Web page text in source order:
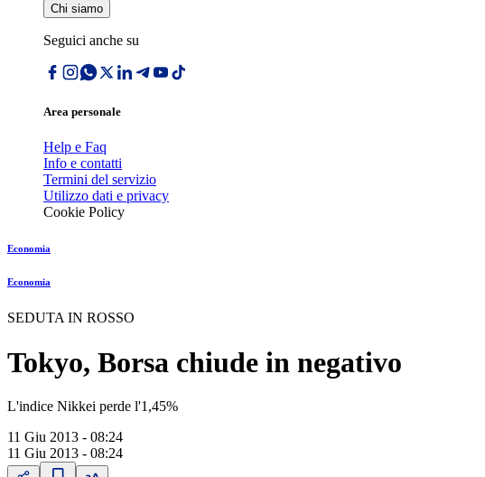
Chi siamo
Seguici anche su
Area personale
Help e Faq
Info e contatti
Termini del servizio
Utilizzo dati e privacy
Cookie Policy
Economia
Economia
SEDUTA IN ROSSO
Tokyo, Borsa chiude in negativo
L'indice Nikkei perde l'1,45%
11 Giu 2013 - 08:24
11 Giu 2013 - 08:24